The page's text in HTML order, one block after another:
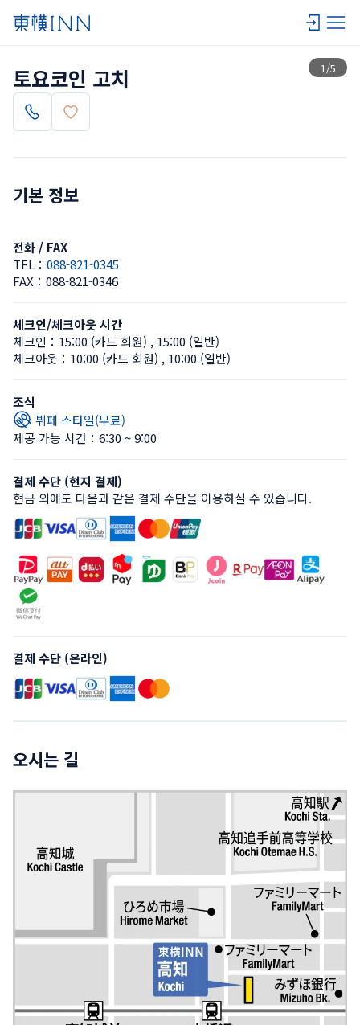
1 /5
목록 보기
토요코인 고치
기본 정보
전화 / FAX
TEL： 088-821-0345
FAX： 088-821-0346
체크인/체크아웃 시간
체크인： 15:00 (카드 회원) , 15:00 (일반)
체크아웃： 10:00 (카드 회원) , 10:00 (일반)
조식
뷔페 스타일(무료)
제공 가능 시간：6:30 ~ 9:00
결제 수단 (현지 결제)
현금 외에도 다음과 같은 결제 수단을 이용하실 수 있습니다.
결제 수단 (온라인)
오시는 길